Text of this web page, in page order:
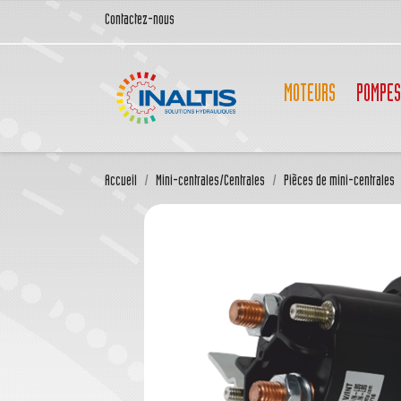
Contactez-nous
MOTEURS POMPES
Accueil Mini-centrales/Centrales Pièces de mini-centrales